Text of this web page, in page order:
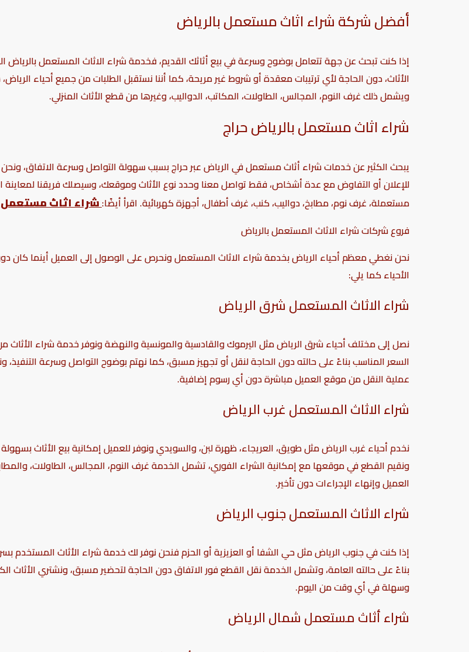
أفضل شركة شراء اثاث مستعمل بالرياض
إذا كنت تبحث عن جهة تتعامل بوضوح وسرعة في بيع أثاثك القديم، فخدمة شراء الاثاث المستعمل
الأثاث، دون الحاجة لأي ترتيبات معقدة أو شروط غير مريحة، كما أننا نستقبل الطلبات من جميع أحياء
ويشمل ذلك غرف النوم، المجالس، الطاولات، المكاتب، الدواليب، وغيرها من قطع الأثاث المنزلي.
شراء اثاث مستعمل بالرياض حراج
يبحث الكثير عن خدمات شراء أثاث مستعمل في الرياض عبر حراج بسبب سهولة التواصل وسرعة الاتفاق،
للإعلان أو التفاوض مع عدة أشخاص، فقط تواصل معنا وحدد نوع الأثاث وموقعك، وسيصلك فريقنا
مستعملة، غرف نوم، مطابخ، دواليب، كنب، غرف أطفال، أجهزة كهربائية. اقرأ أيضًا:شراء اثاث مستعمل
فروع شركات شراء الاثاث المستعمل بالرياض
نحن نغطي معظم أحياء الرياض بخدمة شراء الاثاث المستعمل ونحرص على الوصول إلى العميل أينما كان
الأحياء كما يلي:
شراء الاثاث المستعمل شرق الرياض
نصل إلى مختلف أحياء شرق الرياض مثل اليرموك والقادسية والمونسية والنهضة ونوفر خدمة شراء الأثاث
السعر المناسب بناءً على حالته دون الحاجة لنقل أو تجهيز مسبق، كما نهتم بوضوح التواصل وسرعة
عملية النقل من موقع العميل مباشرة دون أي رسوم إضافية.
شراء الاثاث المستعمل غرب الرياض
نخدم أحياء غرب الرياض مثل طويق، العريجاء، ظهرة لبن، والسويدي ونوفر للعميل إمكانية بيع الأثاث
ونقيم القطع في موقعها مع إمكانية الشراء الفوري، تشمل الخدمة غرف النوم، المجالس، الطاولات،
العميل وإنهاء الإجراءات دون تأخير.
شراء الاثاث المستعمل جنوب الرياض
إذا كنت في جنوب الرياض مثل حي الشفا أو العزيزية أو الحزم فنحن نوفر لك خدمة شراء الأثاث المستخدم
بناءً على حالته العامة، وتشمل الخدمة نقل القطع فور الاتفاق دون الحاجة لتحضير مسبق، ونشتري
وسهلة في أي وقت من اليوم.
شراء أثاث مستعمل شمال الرياض